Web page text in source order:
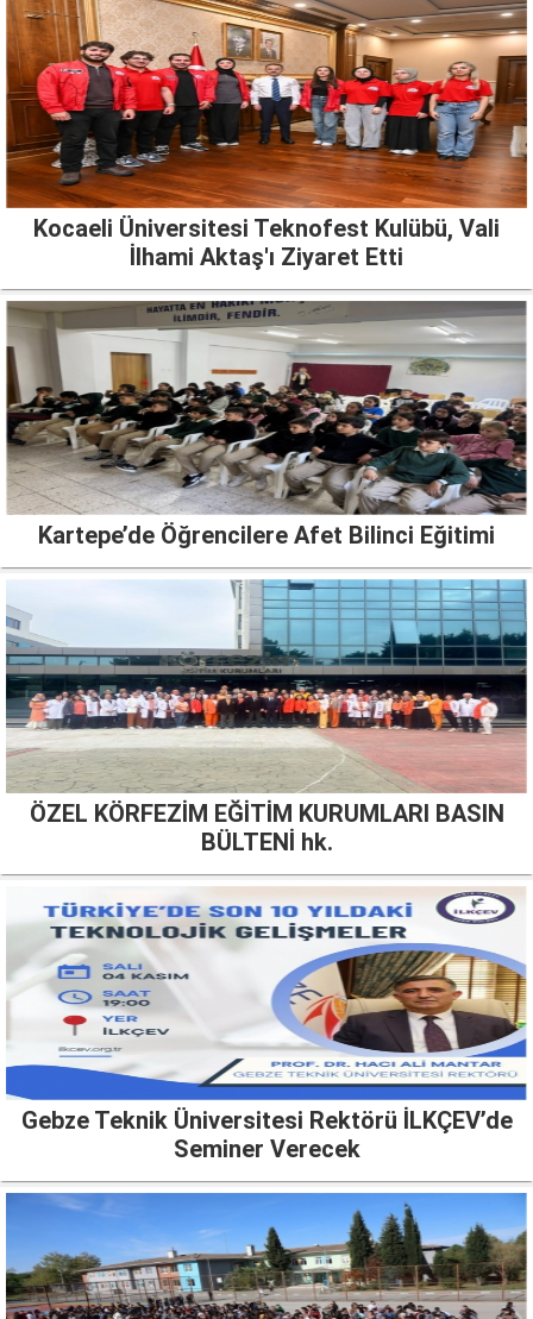
Kocaeli Üniversitesi Teknofest Kulübü, Vali
İlhami Aktaş'ı Ziyaret Etti
Kartepe’de Öğrencilere Afet Bilinci Eğitimi
ÖZEL KÖRFEZİM EĞİTİM KURUMLARI BASIN
BÜLTENİ hk.
Gebze Teknik Üniversitesi Rektörü İLKÇEV’de
Seminer Verecek